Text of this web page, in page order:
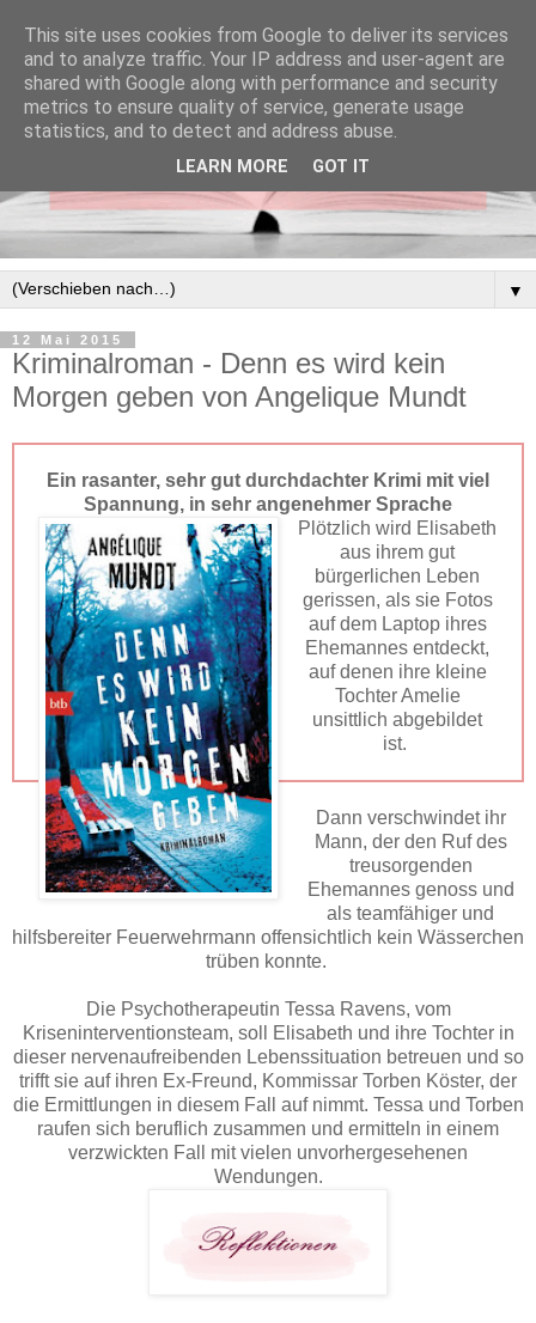
▼
12 Mai 2015
Kriminalroman - Denn es wird kein
Morgen geben von Angelique Mundt
Ein rasanter, sehr gut durchdachter Krimi mit viel
Spannung, in sehr angenehmer Sprache
Plötzlich wird Elisabeth
aus ihrem gut
bürgerlichen Leben
gerissen, als sie Fotos
auf dem Laptop ihres
Ehemannes entdeckt,
auf denen ihre kleine
Tochter Amelie
unsittlich abgebildet
ist.
Dann verschwindet ihr
Mann, der den Ruf des
treusorgenden
Ehemannes genoss und
als teamfähiger und
hilfsbereiter Feuerwehrmann offensichtlich kein Wässerchen
trüben konnte.
Die Psychotherapeutin Tessa Ravens, vom
Kriseninterventionsteam, soll Elisabeth und ihre Tochter in
dieser nervenaufreibenden Lebenssituation betreuen und so
trifft sie auf ihren Ex-Freund, Kommissar Torben Köster, der
die Ermittlungen in diesem Fall auf nimmt. Tessa und Torben
raufen sich beruflich zusammen und ermitteln in einem
verzwickten Fall mit vielen unvorhergesehenen
Wendungen.
This site uses cookies from Google to deliver its services
and to analyze traffic. Your IP address and user-agent are
shared with Google along with performance and security
metrics to ensure quality of service, generate usage
statistics, and to detect and address abuse.
LEARN MORE GOT IT